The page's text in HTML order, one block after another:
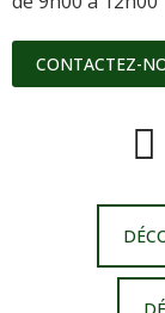
CONTACTEZ-